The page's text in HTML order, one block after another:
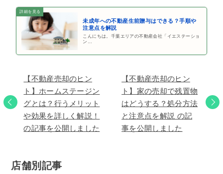
未成年への不動産生前贈与はできる？手順や
注意点を解説
こんにちは。千葉エリアの不動産会社「イエステーショ
ン…
【不動産売却のヒン
ト】ホームステージン
グとは？行うメリット
や効果を詳しく解説！
の記事を公開しました
【不動産売却のヒン
ト】家の売却で残置物
はどうする？処分方法
と注意点を解説 の記
事を公開しました
店舗別記事